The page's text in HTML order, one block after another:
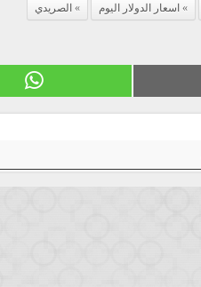
اسعار الدولار اليوم الصريدي